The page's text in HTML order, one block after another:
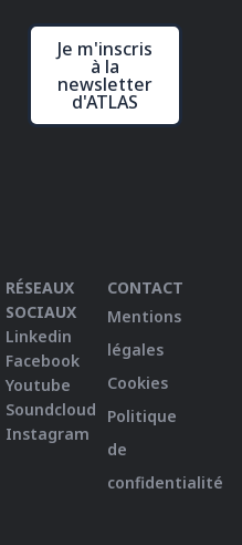
Je m'inscris
à la
newsletter
d'ATLAS
RÉSEAUX
SOCIAUX
Linkedin
Facebook
Youtube
Soundcloud
Instagram
CONTACT
Mentions
légales
Cookies
Politique
de
confidentialité